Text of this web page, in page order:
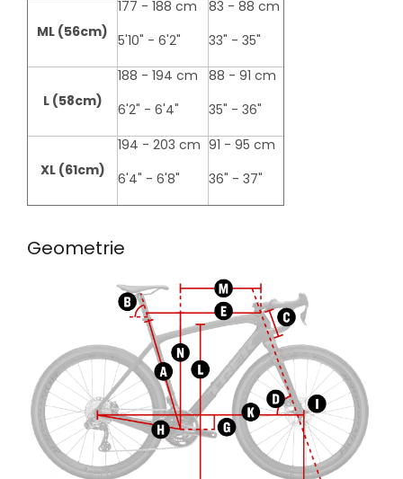
ML (56cm)
177 - 188 cm
5'10" - 6'2"
83 - 88 cm
33" - 35"
L (58cm)
188 - 194 cm
6'2" - 6'4"
88 - 91 cm
35" - 36"
XL (61cm)
194 - 203 cm
6'4" - 6'8"
91 - 95 cm
36" - 37"
Geometrie